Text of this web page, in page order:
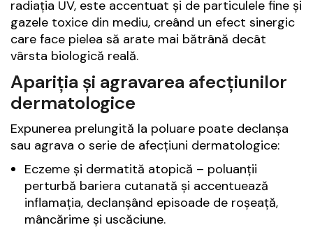
radiația UV, este accentuat și de particulele fine și
gazele toxice din mediu, creând un efect sinergic
care face pielea să arate mai bătrână decât
vârsta biologică reală.
Apariția și agravarea afecțiunilor
dermatologice
Expunerea prelungită la poluare poate declanșa
sau agrava o serie de afecțiuni dermatologice:
Eczeme și dermatită atopică – poluanții
perturbă bariera cutanată și accentuează
inflamația, declanșând episoade de roșeață,
mâncărime și uscăciune.